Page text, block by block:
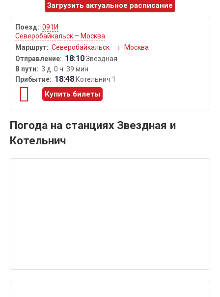
Загрузить актуальное расписание
091И
Северобайкальск – Москва
Северобайкальск
→ Москва
18:10Звездная
3 д. 0 ч. 39 мин.
18:48 Котельнич 1
Купить билеты
Погода на станциях Звездная и
Котельнич